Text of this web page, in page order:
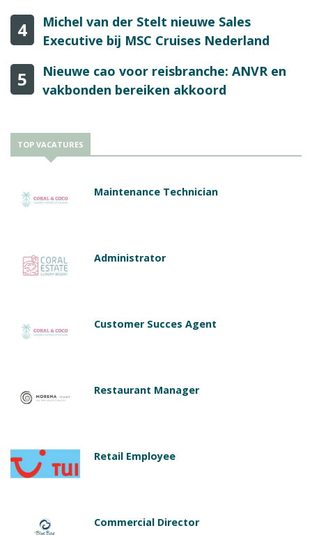
4
Michel van der Stelt nieuwe Sales
Executive bij MSC Cruises Nederland
5
Nieuwe cao voor reisbranche: ANVR en
vakbonden bereiken akkoord
TOP VACATURES
Maintenance Technician
Administrator
Customer Succes Agent
Restaurant Manager
Retail Employee
Commercial Director